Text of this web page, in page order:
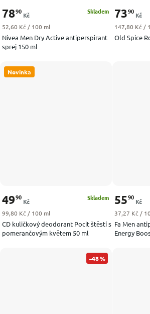
Nivea Men Dry Active antiperspirant
sprej 150 ml
Skladem
7890
Kč
Měrná cena:
52,60 Kč / 100 ml
Old Spice
7390
Kč
Měrná cena:
147,80 Kč /
Novinka
CD kuličkový deodorant Pocit štěstí s
pomerančovým květem 50 ml
Skladem
4990
Kč
Měrná cena:
99,80 Kč / 100 ml
Fa Men
Energy
5590
Kč
Měrná cena:
37,27 Kč /
–48 %